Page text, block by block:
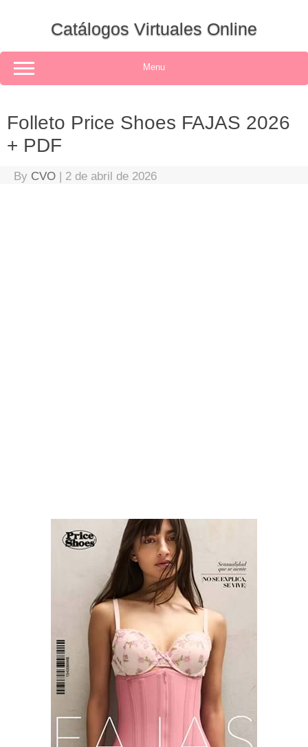
Catálogos Virtuales Online
Menu
Folleto Price Shoes FAJAS 2026
+ PDF
By CVO | 2 de abril de 2026